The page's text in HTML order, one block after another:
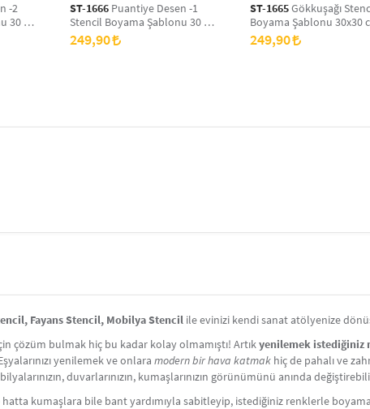
-2
30 x
ST-1666 Puantiye Desen -1
Stencil Boyama Şablonu 30 x
30 cm, Duvar Stencil, Fayans
Stencil, Mobilya Stencil
249,90
ST-1665Gökkuşağı
Boyama Şablonu 30x30
Duvar Stencil, Fayans
Mobilya Stencil
249,90
Fayans Stencil, Mobilya Stencil ile evinizi kendi sanat atölyenize
çözüm bulmak hiç bu kadar kolay olmamıştı! Artıkyenilemek istediğiniz
yenilemek ve onlara modern bir hava katmak hiç de pahalı ve
duvarlarınızın, kumaşlarınızın görünümünü anında
hatta kumaşlara bile bant yardımıyla sabitleyip, istediğiniz renklerle